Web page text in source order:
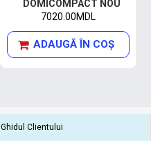
DOMICOMPACT NOU
7020.00MDL
ADAUGĂ ÎN COŞ
Ghidul Clientului